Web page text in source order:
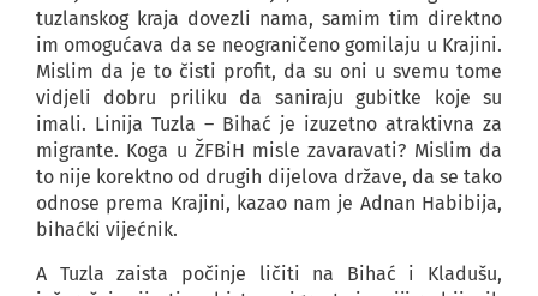
tuzlanskog kraja dovezli nama, samim tim direktno
im omogućava da se neograničeno gomilaju u Krajini.
Mislim da je to čisti profit, da su oni u svemu tome
vidjeli dobru priliku da saniraju gubitke koje su
imali. Linija Tuzla – Bihać je izuzetno atraktivna za
migrante. Koga u ŽFBiH misle zavaravati? Mislim da
to nije korektno od drugih dijelova države, da se tako
odnose prema Krajini, kazao nam je Adnan Habibija,
bihaćki vijećnik.
A Tuzla zaista počinje ličiti na Bihać i Kladušu,